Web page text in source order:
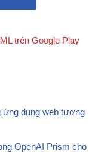
trên Google Play
ứng dụng web tương
OpenAI Prism cho